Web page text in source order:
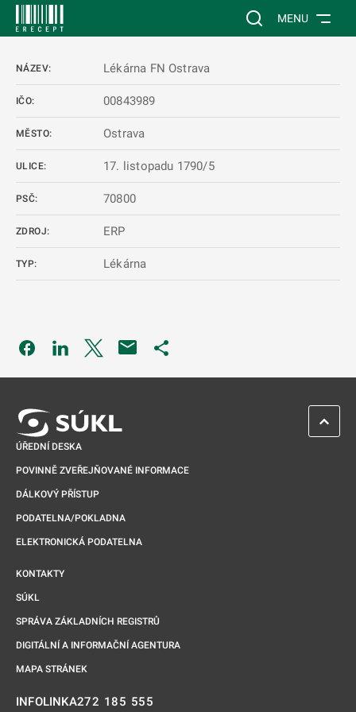
Vyhledávání na
MENU
NÁZEV: Lékárna FN Ostrava
IČO: 00843989
MĚSTO: Ostrava
ULICE: 17. listopadu 1790/5
PSČ: 70800
ZDROJ: ERP
TYP: Lékárna
Odkaz se otevře na nové kartě
Odkaz se otevře na nové kartě
Odkaz se otevře na nové kartě
ÚŘEDNÍ DESKA
POVINNĚ ZVEŘEJŇOVANÉ INFORMACE
DÁLKOVÝ PŘÍSTUP
PODATELNA/POKLADNA
ELEKTRONICKÁ PODATELNA
KONTAKTY
SÚKL
SPRÁVA ZÁKLADNÍCH REGISTRŮ
DIGITÁLNÍ A INFORMAČNÍ AGENTURA
MAPA STRÁNEK
INFOLINKA272 185 555
ZPĚT